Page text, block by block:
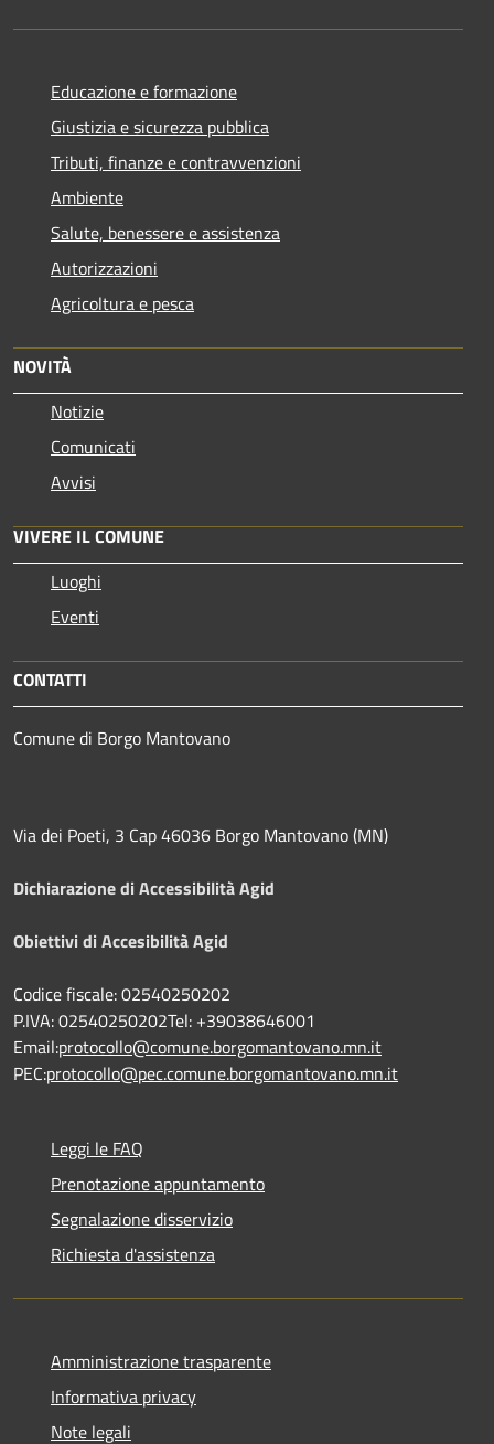
Educazione e formazione
Giustizia e sicurezza pubblica
Tributi, finanze e contravvenzioni
Ambiente
Salute, benessere e assistenza
Autorizzazioni
Agricoltura e pesca
NOVITÀ
Notizie
Comunicati
Avvisi
VIVERE IL COMUNE
Luoghi
Eventi
CONTATTI
Comune di Borgo Mantovano
Via dei Poeti, 3 Cap 46036 Borgo Mantovano (MN)
Dichiarazione di Accessibilità Agid
Obiettivi di Accesibilità Agid
Codice fiscale: 02540250202
P.IVA: 02540250202Tel: +39038646001
Email:protocollo@comune.borgomantovano.mn.it
PEC:protocollo@pec.comune.borgomantovano.mn.it
Leggi le FAQ
Prenotazione appuntamento
Segnalazione disservizio
Richiesta d'assistenza
Amministrazione trasparente
Informativa privacy
Note legali